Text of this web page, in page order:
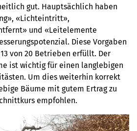
gut. Hauptsächlich haben
«Lichteintritt»,
und «Leitelemente
Diese Vorgaben
von 20 Betrieben erfüllt. Der
ist wichtig für einen langlebigen
Um dies weiterhin korrekt
Bäume mit gutem Ertrag zu
empfohlen.